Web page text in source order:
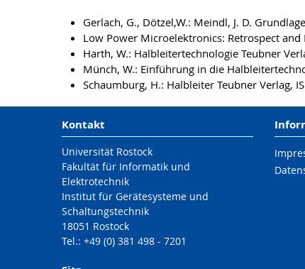
Gerlach, G., Dötzel,W.: Meindl, J. D.
Low Power Microelektronics: Retrospect
Harth, W.: Halbleitertechnologie Teubner
Münch, W.: Einführung in die
Schaumburg, H.: Halbleiter Teubner Verlag,
Kontakt
Universität Rostock
Fakultät für Informatik und
Elektrotechnik
Institut für Gerätesysteme und
Schaltungstechnik
18051 Rostock
Tel.: +49 (0) 381 498 - 7201